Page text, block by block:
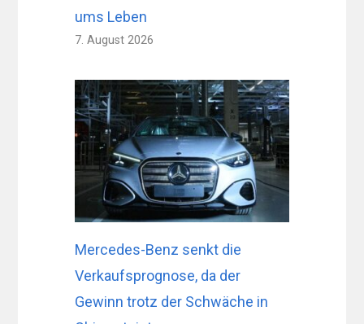
ums Leben
7. August 2026
Mercedes-Benz senkt die
Verkaufsprognose, da der
Gewinn trotz der Schwäche in